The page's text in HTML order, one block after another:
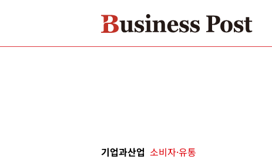
기업과산업 소비자·유통